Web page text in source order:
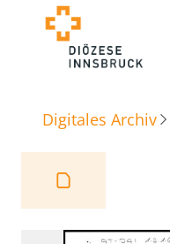
Digitales Archiv